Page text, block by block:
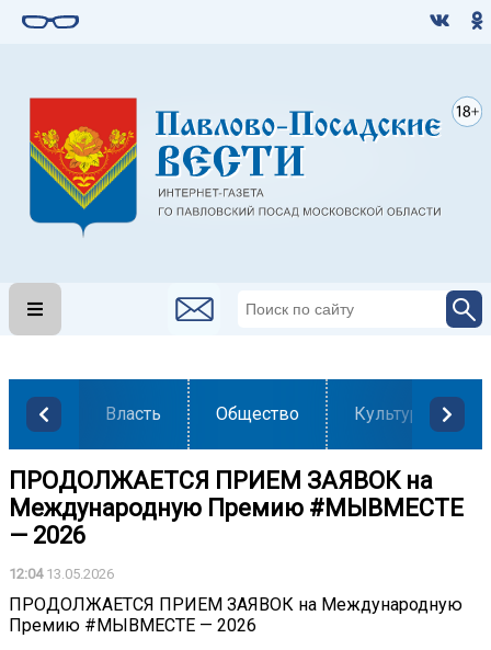
Власть Общество Культура
ПРОДОЛЖАЕТСЯ ПРИЕМ ЗАЯВОК на
Международную Премию #МЫВМЕСТЕ
— 2026
12:0413.05.2026
ПРОДОЛЖАЕТСЯ ПРИЕМ ЗАЯВОК на Международную
Премию #МЫВМЕСТЕ — 2026